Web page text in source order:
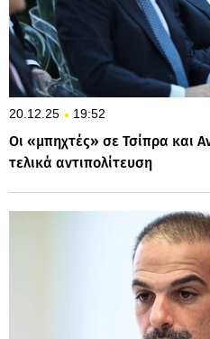
20.12.25 19:52
Οι «μπηχτές» σε Τσίπρα και
τελικά αντιπολίτευση